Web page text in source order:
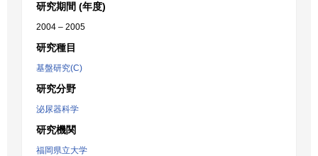
研究期間 (年度)
2004 – 2005
研究種目
基盤研究(C)
研究分野
泌尿器科学
研究機関
福岡県立大学